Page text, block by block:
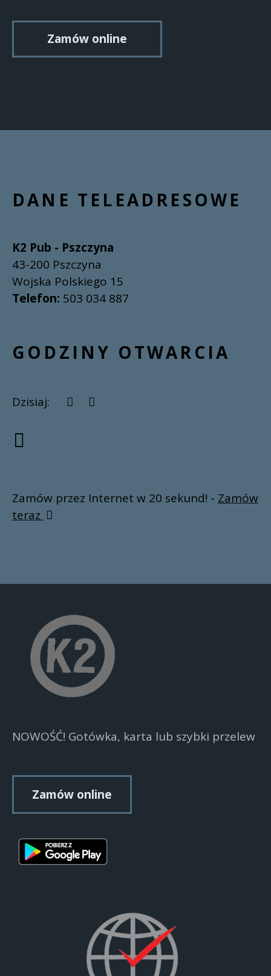
Zamów online
DANE TELEADRESOWE
K2 Pub - Pszczyna
43-200 Pszczyna
Wojska Polskiego 15
Telefon: 503 034 887
GODZINY OTWARCIA
Dzisiaj:
Zamów przez Internet w 20 sekund! - Zamów
teraz
NOWOŚĆ! Gotówka, karta lub szybki przelew
Zamów online